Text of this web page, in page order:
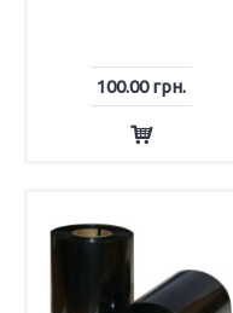
100.00 грн.